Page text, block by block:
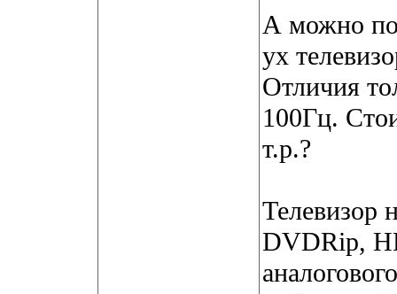
А можно
ух
Отличия
100Гц.
т.р.?
Телевизор
DVDRip,